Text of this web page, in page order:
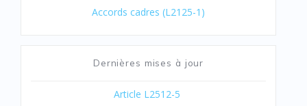
Accords cadres (L2125-1)
Dernières mises à jour
Article L2512-5